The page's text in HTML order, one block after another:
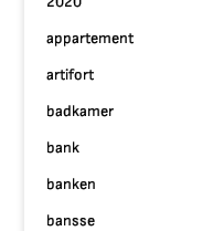
appartement
artifort
badkamer
bank
banken
bansse